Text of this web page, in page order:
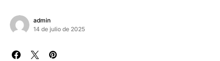
admin
14 de julio de 2025